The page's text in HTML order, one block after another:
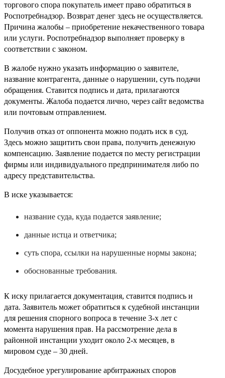
торгового спора покупатель имеет право обратиться в
Роспотребнадзор. Возврат денег здесь не осуществляется.
Причина жалобы – приобретение некачественного товара
или услуги. Роспотребнадзор выполняет проверку в
соответствии с законом.
В жалобе нужно указать информацию о заявителе,
название контрагента, данные о нарушении, суть подачи
обращения. Ставится подпись и дата, прилагаются
документы. Жалоба подается лично, через сайт ведомства
или почтовым отправлением.
Получив отказ от оппонента можно подать иск в суд.
Здесь можно защитить свои права, получить денежную
компенсацию. Заявление подается по месту регистрации
фирмы или индивидуального предпринимателя либо по
адресу представительства.
В иске указывается:
название суда, куда подается заявление;
данные истца и ответчика;
суть спора, ссылки на нарушенные нормы закона;
обоснованные требования.
К иску прилагается документация, ставится подпись и
дата. Заявитель может обратиться к судебной инстанции
для решения спорного вопроса в течение 3-х лет с
момента нарушения прав. На рассмотрение дела в
районной инстанции уходит около 2-х месяцев, в
мировом суде – 30 дней.
Досудебное урегулирование арбитражных споров